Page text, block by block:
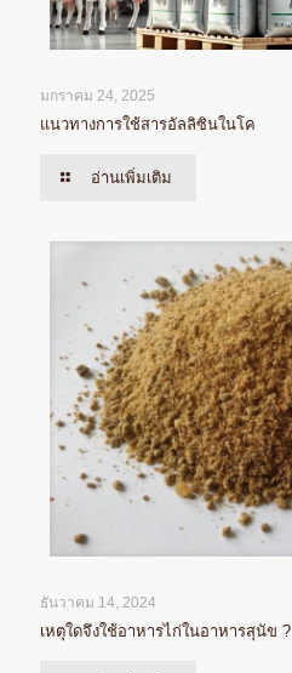
มกราคม 24, 2025
แนวทางการใช้สารอัลลิซินในโค
อ่านเพิ่มเติม
ธันวาคม 14, 2024
เหตุใดจึงใช้อาหารไก่ในอาหารสุนัข ?